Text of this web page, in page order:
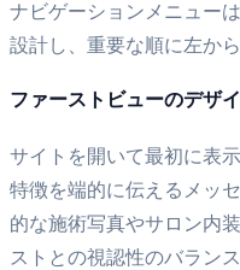
ナビゲーションメニュー
設計し、重要な順に左か
ファーストビューのデザ
サイトを開いて最初に表
特徴を端的に伝えるメッ
的な施術写真やサロン内
ストとの視認性のバラン